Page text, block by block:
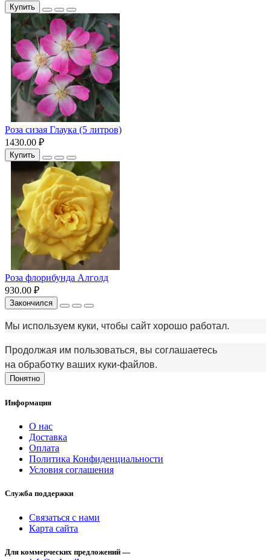
Купить
Роза сизая Глаука (5 литров)
1430.00 ₽
Купить
Роза флорибунда Алголд
930.00 ₽
Закончился
Мы используем куки, чтобы сайт хорошо работал.
Продолжая им пользоваться, вы соглашаетесь
на обработку ваших куки‑файлов.
Понятно
Информация
О нас
Доставка
Оплата
Политика Конфиденциальности
Условия соглашения
Служба поддержки
Связаться с нами
Карта сайта
Для коммерческих предложений —